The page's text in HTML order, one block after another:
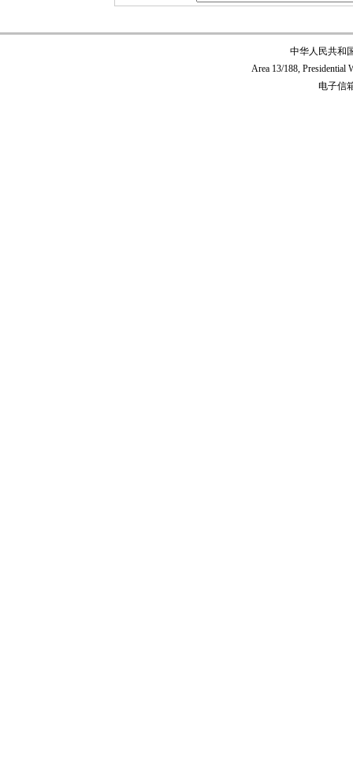
中华人民共和
Area 13/188, Presidential
电子信